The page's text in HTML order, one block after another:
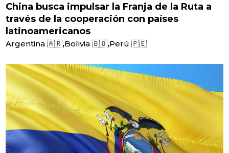
China busca impulsar la Franja de la Ruta a
través de la cooperación con países
latinoamericanos
Argentina 🇦🇷,Bolivia 🇧🇴,Perú 🇵🇪